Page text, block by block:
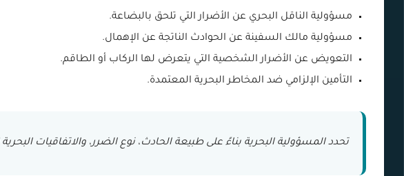
مسؤولية الناقل البحري عن الأضرار التي تلحق بالبضاعة.
مسؤولية مالك السفينة عن الحوادث الناتجة عن الإهمال.
التعويض عن الأضرار الشخصية التي يتعرض لها الركاب أو الطاقم.
التأمين الإلزامي ضد المخاطر البحرية المعتمدة.
تحدد المسؤولية البحرية بناءً على طبيعة الحادث، نوع الضرر، والاتفاقيات